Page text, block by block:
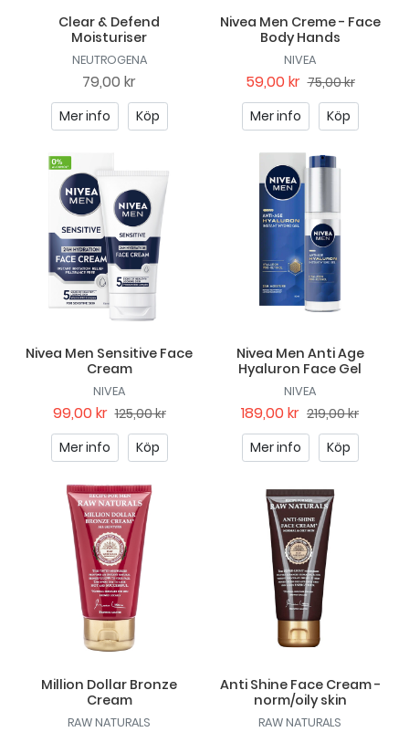
Clear & Defend
Moisturiser
NEUTROGENA
79,00 kr
Mer info Köp
Nivea Men Creme - Face
Body Hands
NIVEA
59,00 kr 75,00 kr
Mer info
Köp
Nivea Men Sensitive Face
Cream
NIVEA
99,00 kr 125,00 kr
Mer info
Köp
Nivea Men Anti Age
Hyaluron Face Gel
NIVEA
189,00 kr 219,00 kr
Mer info
Köp
Million Dollar Bronze
Cream
RAW NATURALS
Anti Shine Face Cream -
norm/oily skin
RAW NATURALS